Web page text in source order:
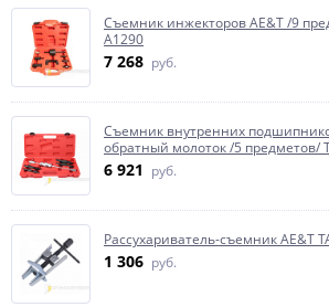
Съемник инжекторов AE&T /9
A1290
7 268 руб.
Съемник внутренних
обратный молоток /5 предметов/
6 921 руб.
Рассухариватель-съемник AE&T
1 306 руб.